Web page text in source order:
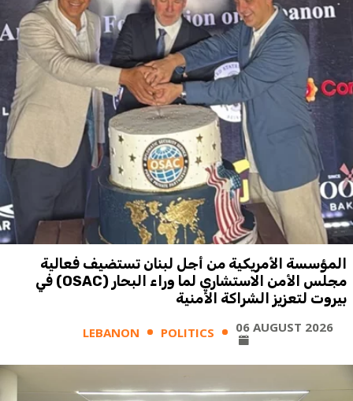
المؤسسة الأمريكية من أجل لبنان تستضيف فعالية
مجلس الأمن الاستشاري لما وراء البحار (OSAC) في
بيروت لتعزيز الشراكة الأمنية
LEBANON POLITICS 06 AUGUST 2026